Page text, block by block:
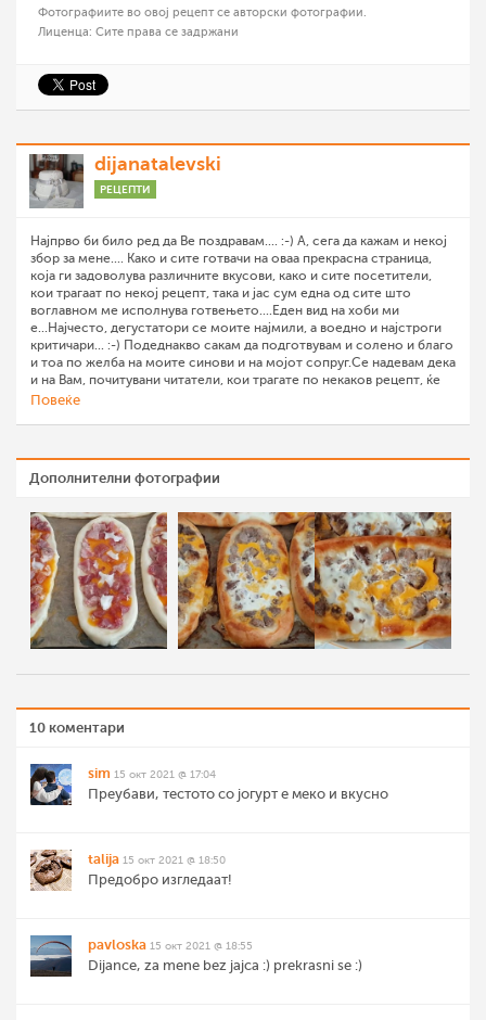
Фотографиите во овој рецепт се авторски фотографии.
Лиценца: Сите права се задржани
dijanatalevski
РЕЦЕПТИ
Најпрво би било ред да Ве поздравам.... :-) А, сега да кажам и некој
збор за мене.... Како и сите готвачи на оваа прекрасна страница,
која ги задоволува различните вкусови, како и сите посетители,
кои трагаат по некој рецепт, така и јас сум една од сите што
воглавном ме исполнува готвењето....Еден вид на хоби ми
е...Најчесто, дегустатори се моите најмили, а воедно и најстроги
критичари... :-) Подеднакво сакам да подготвувам и солено и благо
и тоа по желба на моите синови и на мојот сопруг.Се надевам дека
и на Вам, почитувани читатели, кои трагате по некаков рецепт, ќе
Ви се допаднат моите рецепти.... Па добрe дојдовте во мојата
Повеќе
Дополнителни фотографии
10 коментари
sim 15 окт 2021 @ 17:04
Преубави, тестото со јогурт е меко и вкусно
talija 15 окт 2021 @ 18:50
Предобро изгледаат!
pavloska 15 окт 2021 @ 18:55
Dijance, za mene bez jajca :) prekrasni se :)